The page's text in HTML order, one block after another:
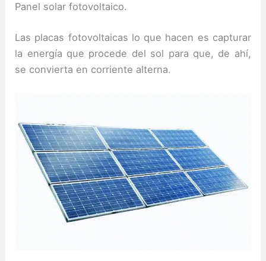
Panel solar fotovoltaico.
Las placas fotovoltaicas lo que hacen es capturar
la energía que procede del sol para que, de ahí,
se convierta en corriente alterna.